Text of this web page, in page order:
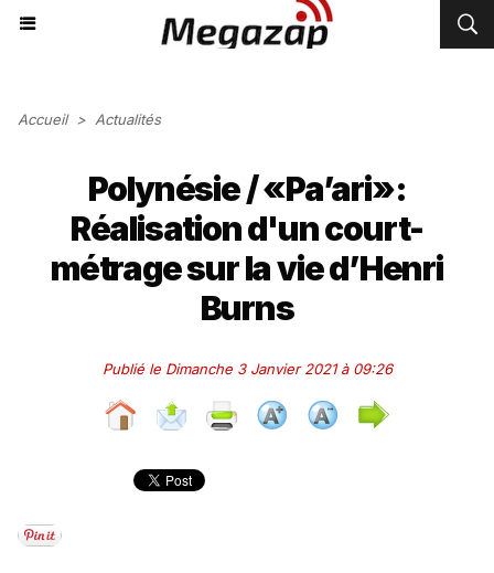
Accueil > Actualités
Polynésie / «Pa’ari»:
Réalisation d'un court-
métrage sur la vie d’Henri
Burns
Publié le Dimanche 3 Janvier 2021 à 09:26